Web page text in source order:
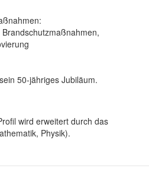
50-jähriges Jubiläum.
wird erweitert durch das
Physik).